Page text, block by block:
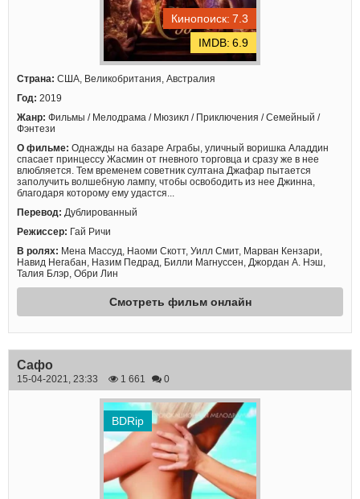
7.3
6.9
Страна: США, Великобритания, Австралия
Год: 2019
Жанр: Фильмы / Мелодрама / Мюзикл / Приключения / Семейный /
Фэнтези
О фильме: Однажды на базаре Аграбы, уличный воришка Аладдин
спасает принцессу Жасмин от гневного торговца и сразу же в нее
влюбляется. Тем временем советник султана Джафар пытается
заполучить волшебную лампу, чтобы освободить из нее Джинна,
благодаря которому ему удастся...
Перевод: Дублированный
Режиссер: Гай Ричи
В ролях: Мена Массуд, Наоми Скотт, Уилл Смит, Марван Кензари,
Навид Негабан, Назим Педрад, Билли Магнуссен, Джордан А. Нэш,
Талия Блэр, Обри Лин
Смотреть фильм онлайн
Сафо
15-04-2021, 23:33 1 661 0
BDRip